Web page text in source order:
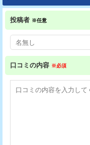
投稿者 ※任意
口コミの内容 ※必須